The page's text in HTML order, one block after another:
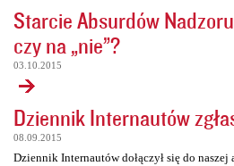
Starcie Absurdów
czy na „nie”?
03.10.2015
Dziennik Internautów
08.09.2015
Dziennik Internautów dołączył się do naszej